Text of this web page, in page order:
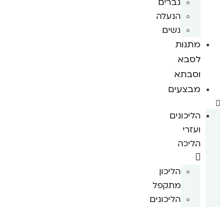
הנעלה
נשים
מתנות
לסבא
וסבתא
מבצעים
הליכונים
ועזרי
הליכה
הליכון
מתקפל
הליכונים